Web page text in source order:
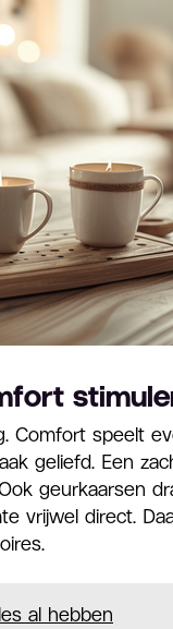
Comfort speelt
geliefd. Een
geurkaarsen
vrijwel direct.
al hebben